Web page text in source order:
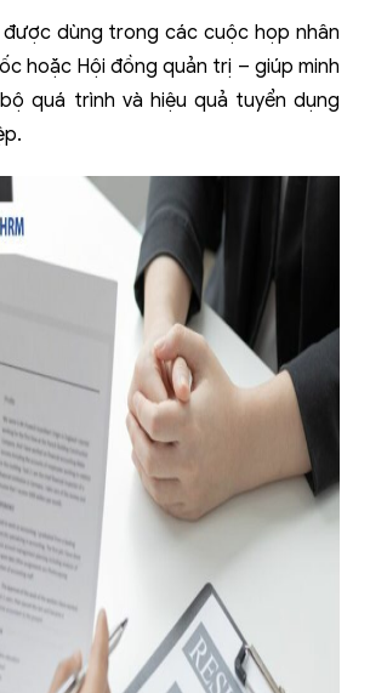
dùng trong các cuộc họp nhân
hoặc Hội đồng quản trị – giúp minh
quá trình và hiệu quả tuyển dụng